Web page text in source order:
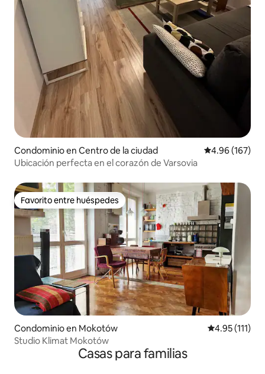
Condominio en Centro de la ciudad Calificación
4.96 (167)
Ubicación perfecta en el corazón de Varsovia
Favorito entre huéspedes
Favorito entre huéspedes
Condominio en Mokotów Calificación
4.95 (111)
Studio Klimat Mokotów
Casas para familias